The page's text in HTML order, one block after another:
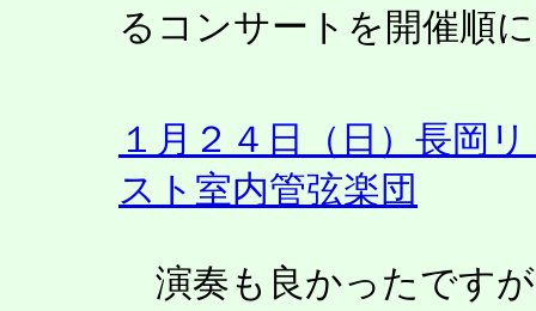
るコンサートを開催順
１月２４日（日）長岡
スト室内管弦楽団
演奏も良かったです